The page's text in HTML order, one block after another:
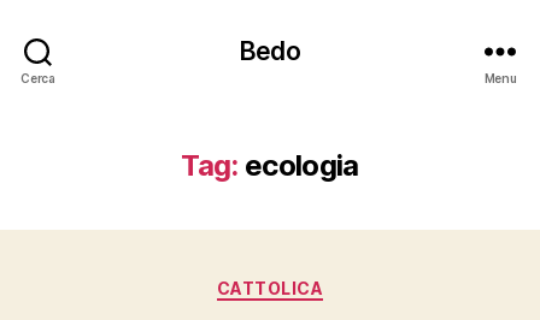
Cerca
Bedo
Menu
Tag: ecologia
Categorie
CATTOLICA